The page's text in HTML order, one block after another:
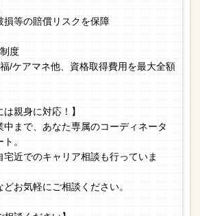
損等の賠償リスクを保障
度
/ケアマネ他、資格取得費用を最大全額
は親身に対応！】
中まで、あなた専属のコーディネータ
。
宅近でのキャリア相談も行っていま
お気軽にご相談ください。